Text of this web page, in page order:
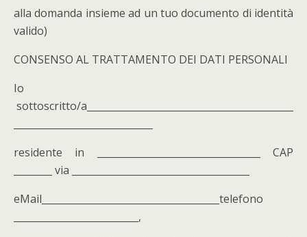
alla domanda insieme ad un tuo documento di identità
valido)
CONSENSO AL TRATTAMENTO DEI DATI PERSONALI
Io
sottoscritto/a___________________________________________
residente in __________________________________ CAP
________ via _____________________________________
eMail_____________________________________telefono
__________________________,